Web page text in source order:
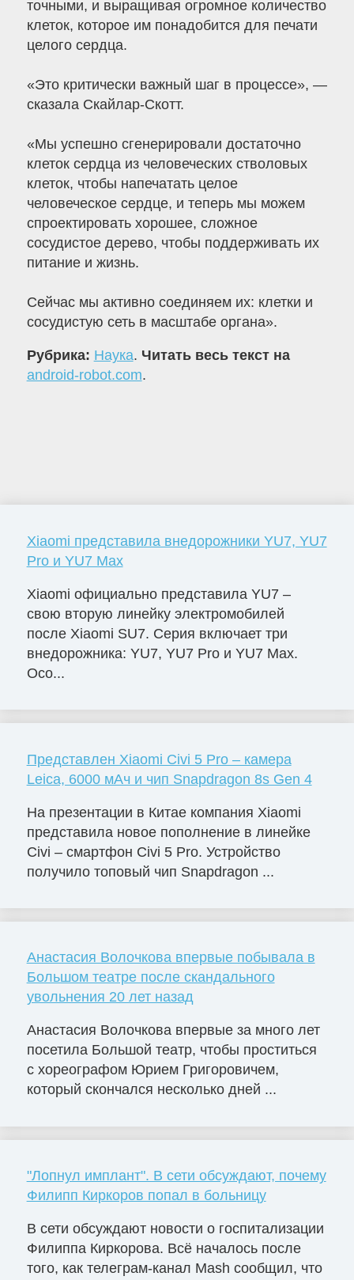
точными, и выращивая огромное количество
клеток, которое им понадобится для печати
целого сердца.
«Это критически важный шаг в процессе», —
сказала Скайлар-Скотт.
«Мы успешно сгенерировали достаточно
клеток сердца из человеческих стволовых
клеток, чтобы напечатать целое
человеческое сердце, и теперь мы можем
спроектировать хорошее, сложное
сосудистое дерево, чтобы поддерживать их
питание и жизнь.
Сейчас мы активно соединяем их: клетки и
сосудистую сеть в масштабе органа».
Рубрика: Наука. Читать весь текст на
android-robot.com.
Xiaomi представила внедорожники YU7, YU7
Pro и YU7 Max
Xiaomi официально представила YU7 –
свою вторую линейку электромобилей
после Xiaomi SU7. Серия включает три
внедорожника: YU7, YU7 Pro и YU7 Max.
Осо...
Представлен Xiaomi Civi 5 Pro – камера
Leica, 6000 мАч и чип Snapdragon 8s Gen 4
На презентации в Китае компания Xiaomi
представила новое пополнение в линейке
Civi – смартфон Civi 5 Pro. Устройство
получило топовый чип Snapdragon ...
Анастасия Волочкова впервые побывала в
Большом театре после скандального
увольнения 20 лет назад
Анастасия Волочкова впервые за много лет
посетила Большой театр, чтобы проститься
с хореографом Юрием Григоровичем,
который скончался несколько дней ...
"Лопнул имплант". В сети обсуждают, почему
Филипп Киркоров попал в больницу
В сети обсуждают новости о госпитализации
Филиппа Киркорова. Всё началось после
того, как телеграм-канал Mash сообщил, что